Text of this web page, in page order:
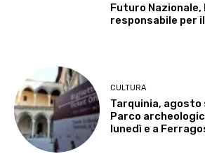
Futuro Nazionale,
responsabile per
CULTURA
Tarquinia, agosto
Parco
lunedì e a